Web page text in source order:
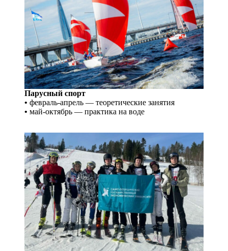
Парусный спорт
• февраль-апрель — теоретические занятия
• май-октябрь — практика на воде